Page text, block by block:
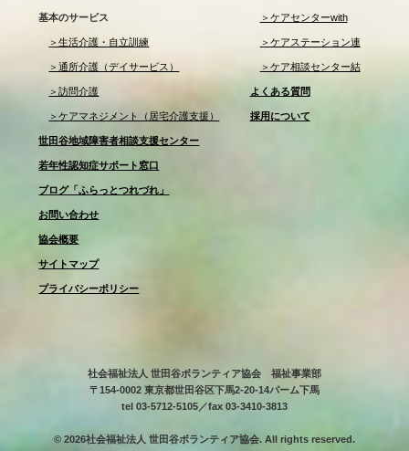
基本のサービス
＞生活介護・自立訓練
＞通所介護（デイサービス）
＞訪問介護
＞ケアマネジメント（居宅介護支援）
＞ケアセンターwith
＞ケアステーション連
＞ケア相談センター結
よくある質問
採用について
世田谷地域障害者相談支援センター
若年性認知症サポート窓口
ブログ「ふらっとつれづれ」
お問い合わせ
協会概要
サイトマップ
プライバシーポリシー
社会福祉法人 世田谷ボランティア協会 福祉事業部
〒154-0002 東京都世田谷区下馬2-20-14パーム下馬
tel 03-5712-5105／fax 03-3410-3813
© 2026社会福祉法人 世田谷ボランティア協会. All rights reserved.